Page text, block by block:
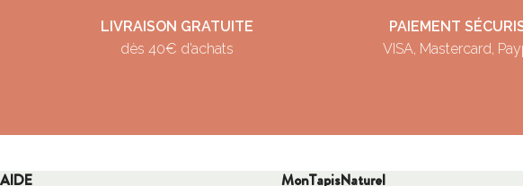
LIVRAISON GRATUITE
dès 40€ d’achats
PAIEMENT
VISA, Mastercard,
AIDE MonTapisNaturel